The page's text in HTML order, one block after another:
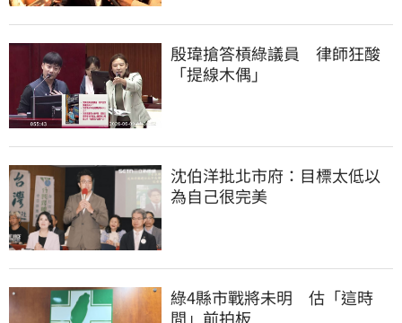
殷瑋搶答槓綠議員　律師狂酸
「提線木偶」
沈伯洋批北市府：目標太低以
為自己很完美
綠4縣市戰將未明　估「這時
間」前拍板